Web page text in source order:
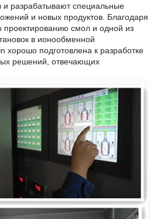
и разрабатывают специальные
и новых продуктов. Благодаря
проектированию смол и одной из
в ионообменной
хорошо подготовлена ​​к разработке
решений, отвечающих